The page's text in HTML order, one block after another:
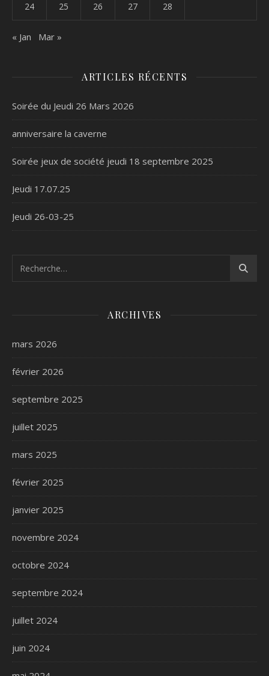
24 25 26 27 28
« Jan Mar »
ARTICLES RÉCENTS
Soirée du Jeudi 26 Mars 2026
anniversaire la caverne
Soirée jeux de société jeudi 18 septembre 2025
Jeudi 17.07.25
Jeudi 26-03-25
ARCHIVES
mars 2026
février 2026
septembre 2025
juillet 2025
mars 2025
février 2025
janvier 2025
novembre 2024
octobre 2024
septembre 2024
juillet 2024
juin 2024